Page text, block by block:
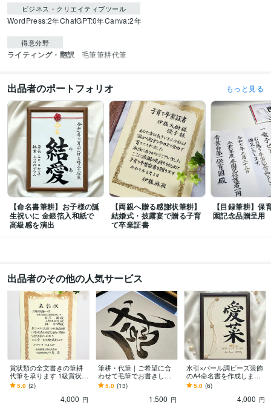
ビジネス・クリエイティブツール
WordPress:2年ChatGPT:0年Canva:2年
得意分野
ライティング・翻訳 毛筆筆耕代筆
出品者のポートフォリオ もっと見る
【命名書筆耕】お子様の誕
生祝いに 金銀箔入和紙で
高級感を演出
【両親へ贈る感謝状筆耕】
結婚式・披露宴で贈る子育
て卒業証書
【目録筆耕】保
園記念品贈呈用
出品者のその他の人気サービス
賞状類の全文書きの筆耕
代筆を承ります 1級賞状技
法士の筆文字で大切な瞬
間に彩りを添えます。
5.0 (2)
4,000 円
筆耕・代筆｜ご希望に合
わせて毛筆でお書きしま
す 手書きだからこそ伝わ
る想いがあります
5.0 (13)
1,500 円
水引×パール調ビーズ装飾
のA4命名書を作成します
出産祝い・お七夜・初節
句などの節目にふさわし
5.0 (6)
4,000 円